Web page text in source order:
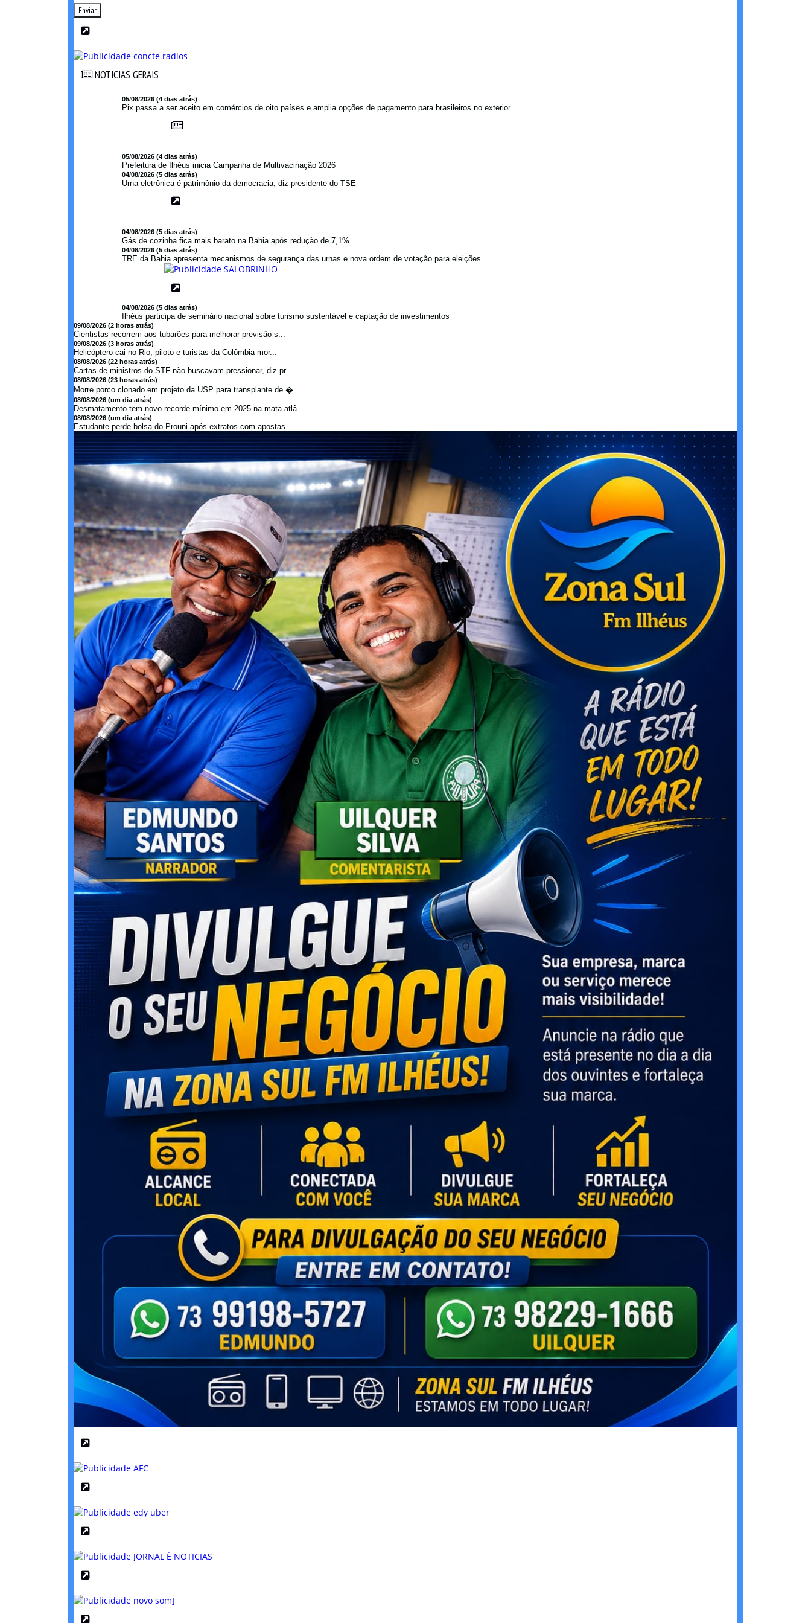
Enviar
NOTICIAS GERAIS
05/08/2026 (4 dias atrás)
Pix passa a ser aceito em comércios de oito países e amplia opções de pagamento para brasileiros no exterior
05/08/2026 (4 dias atrás)
Prefeitura de Ilhéus inicia Campanha de Multivacinação 2026
04/08/2026 (5 dias atrás)
Urna eletrônica é patrimônio da democracia, diz presidente do TSE
04/08/2026 (5 dias atrás)
Gás de cozinha fica mais barato na Bahia após redução de 7,1%
04/08/2026 (5 dias atrás)
TRE da Bahia apresenta mecanismos de segurança das urnas e nova ordem de votação para eleições
04/08/2026 (5 dias atrás)
Ilhéus participa de seminário nacional sobre turismo sustentável e captação de investimentos
09/08/2026 (2 horas atrás)
Cientistas recorrem aos tubarões para melhorar previsão s...
09/08/2026 (3 horas atrás)
Helicóptero cai no Rio; piloto e turistas da Colômbia mor...
08/08/2026 (22 horas atrás)
Cartas de ministros do STF não buscavam pressionar, diz pr...
08/08/2026 (23 horas atrás)
Morre porco clonado em projeto da USP para transplante de �...
08/08/2026 (um dia atrás)
Desmatamento tem novo recorde mínimo em 2025 na mata atlâ...
08/08/2026 (um dia atrás)
Estudante perde bolsa do Prouni após extratos com apostas ...